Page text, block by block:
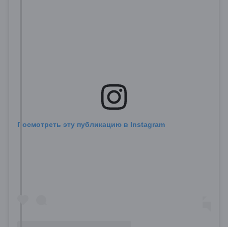
Посмотреть эту публикацию в Instagram